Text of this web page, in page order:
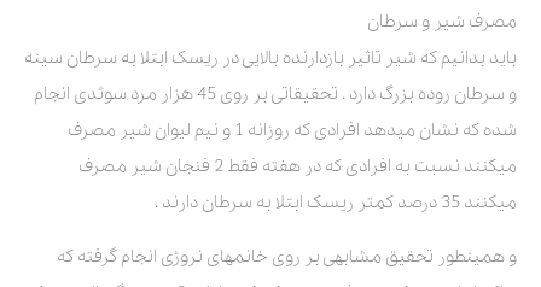
مصرف شیر و سرطان
باید بدانیم که شیر تاثیر بازدارنده بالایی در ریسک ابتلا به سرطان سینه
و سرطان روده بزرگ دارد . تحقیقاتی بر روی 45 هزار مرد سوئدی انجام
شده که نشان میدهد افرادی که روزانه 1 و نیم لیوان شیر مصرف
میکنند نسبت به افرادی که در هفته فقط 2 فنجان شیر مصرف
میکنند 35 درصد کمتر ریسک ابتلا به سرطان دارند .
و همینطور تحقیق مشابهی بر روی خانمهای نروژی انجام گرفته که